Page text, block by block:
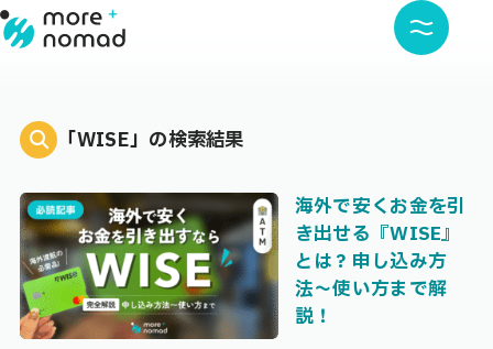
「WISE」の検索結果
海外で安くお金を引
き出せる『WISE』
とは？申し込み方
法〜使い方まで解
説！